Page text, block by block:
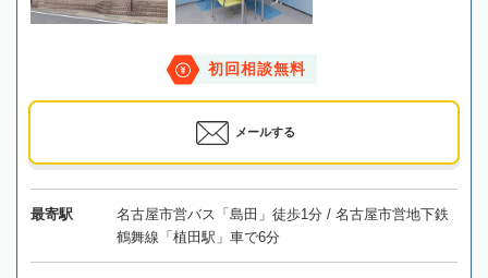
初回相談無料
メールする
最寄駅
名古屋市営バス「島田」徒歩1分 / 名古屋市営地下鉄
鶴舞線「植田駅」車で6分